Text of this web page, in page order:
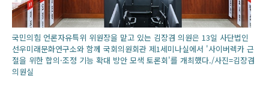
국민의힘 언론자유특위 위원장을 맡고 있는 김장겸 의원은 13일 사단법인
선우미래문화연구소와 함께 국회의원회관 제1세미나실에서 '사이버렉카 근
절을 위한 합의·조정 기능 확대 방안 모색 토론회'를 개최했다./사진=김장겸
의원실